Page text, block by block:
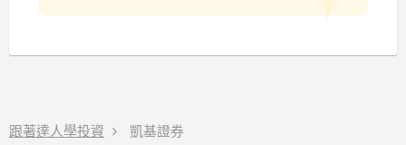
跟著達人學投資 凱基證券